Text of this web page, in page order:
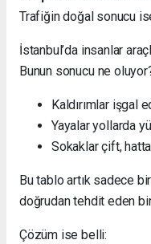
Trafiğin doğal sonucu
İstanbul’da insanlar
Bunun sonucu ne
Kaldırımlar işgal
Yayalar yollarda
Sokaklar çift,
Bu tablo artık sadece
doğrudan tehdit eden
Çözüm ise belli: